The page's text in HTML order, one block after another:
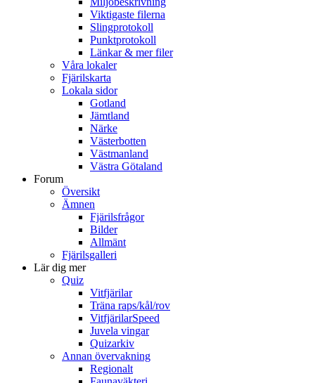
Viktigaste filerna
Slingprotokoll
Punktprotokoll
Länkar & mer filer
Våra lokaler
Fjärilskarta
Lokala sidor
Gotland
Jämtland
Närke
Västerbotten
Västmanland
Västra Götaland
Forum
Översikt
Ämnen
Fjärilsfrågor
Bilder
Allmänt
Fjärilsgalleri
Lär dig mer
Quiz
Vitfjärilar
Träna raps/kål/rov
VitfjärilarSpeed
Juvela vingar
Quizarkiv
Annan övervakning
Regionalt